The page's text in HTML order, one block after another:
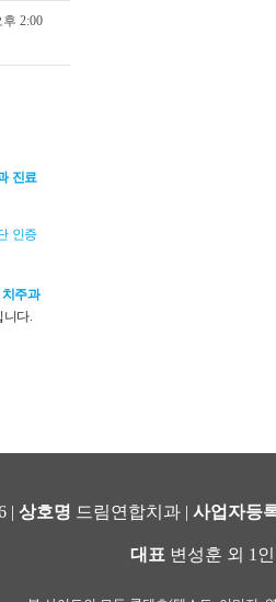
2:00
진료
인증
주과
니다.
| 상호명 드림연합치과 | 사업자등
대표 변성훈 외 1인